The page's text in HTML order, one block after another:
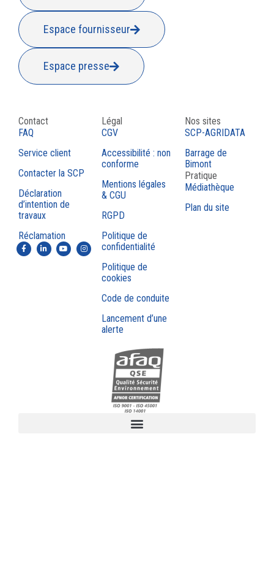
Espace fournisseur
Espace presse
Contact
FAQ
Service client
Contacter la SCP
Déclaration
d’intention de
travaux
Réclamation
Légal
CGV
Accessibilité : non
conforme
Mentions légales
& CGU
RGPD
Politique de
confidentialité
Politique de
cookies
Code de conduite
Lancement d’une
alerte
Nos sites
SCP-AGRIDATA
Barrage de
Bimont
Pratique
Médiathèque
Plan du site